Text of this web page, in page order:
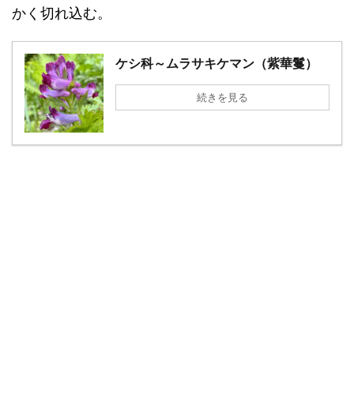
かく切れ込む。
ケシ科～ムラサキケマン（紫華鬘）
続きを見る